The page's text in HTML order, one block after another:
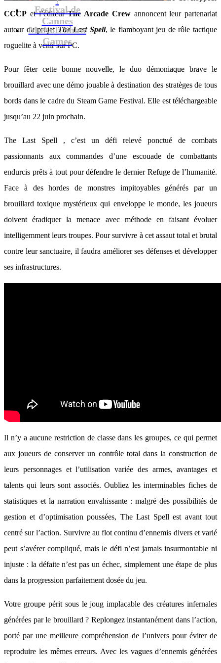
Festival de
Cannes
MaXoE Show
Games
CCCP et l’éditeurThe Arcade Crewannoncent leur partenariat
autour du projetThe Last Spell, le flamboyant jeu de rôle tactique
roguelite à venir sur PC.
Pour fêter cette bonne nouvelle, le duo démoniaque brave le
brouillard avec une démo jouable à destination des stratèges de tous
bords dans le cadre du Steam Game Festival. Elle est téléchargeable
jusqu’au 22 juin prochain.
The Last Spell , c’est un défi relevé ponctué de combats
passionnants aux commandes d’une escouade de combattants
endurcis prêts à tout pour défendre le dernier Refuge de l’humanité.
Face à des hordes de monstres impitoyables générés par un
brouillard toxique mystérieux qui enveloppe le monde, les joueurs
doivent éradiquer la menace avec méthode en faisant évoluer
intelligemment leurs troupes. Pour survivre à cet assaut total et brutal
contre leur sanctuaire, il faudra améliorer ses défenses et développer
ses infrastructures.
Il n’y a aucune restriction de classe dans les groupes, ce qui permet
aux joueurs de conserver un contrôle total dans la construction de
leurs personnages et l’utilisation variée des armes, avantages et
talents qui leurs sont associés. Oubliez les interminables fiches de
statistiques et la narration envahissante : malgré des possibilités de
gestion et d’optimisation poussées, The Last Spell est avant tout
centré sur l’action. Survivre au flot continu d’ennemis divers et varié
peut s’avérer compliqué, mais le défi n’est jamais insurmontable ni
injuste : la défaite n’est pas un échec, simplement une étape de plus
dans la progression parfaitement dosée du jeu.
Votre groupe périt sous le joug implacable des créatures infernales
générées par le brouillard ? Replongez instantanément dans l’action,
porté par une meilleure compréhension de l’univers pour éviter de
reproduire les mêmes erreurs. Avec les vagues d’ennemis générées